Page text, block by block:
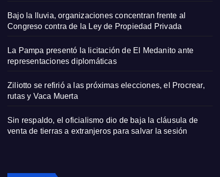
Bajo la lluvia, organizaciones concentran frente al
Congreso contra de la Ley de Propiedad Privada
La Pampa presentó la licitación de El Medanito ante
representaciones diplomáticas
Ziliotto se refirió a las próximas elecciones, el Procrear,
rutas y Vaca Muerta
Sin respaldo, el oficialismo dio de baja la cláusula de
venta de tierras a extranjeros para salvar la sesión